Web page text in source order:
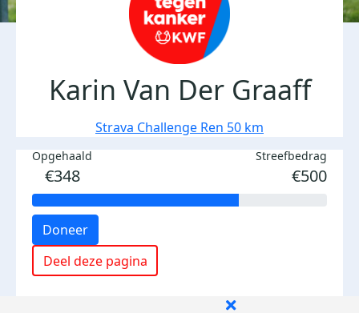
Karin Van Der Graaff
Strava Challenge Ren 50 km
Opgehaald
€348
Streefbedrag
€500
Doneer
Deel deze pagina